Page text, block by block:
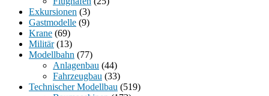
Exkursionen (3)
Gastmodelle (9)
Krane (69)
Militär(13)
Modellbahn (77)
Anlagenbau (44)
Fahrzeugbau (33)
Technischer Modellbau (519)